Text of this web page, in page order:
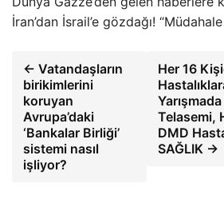
İran’dan İsrail’e gözdağı!
← Vatandaşların
birikimlerini
koruyan
Avrupa’daki
‘Bankalar Birliği’
sistemi nasıl
işliyor?
Her 16
Telasemi,
DMD
SAĞLIK →